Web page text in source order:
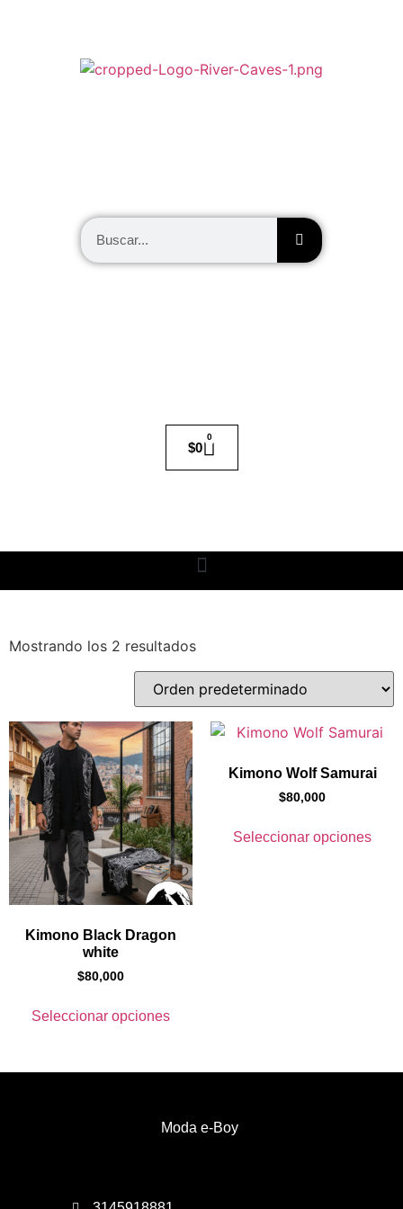
$0
0
Mostrando los 2 resultados
Kimono Black Dragon
white
$80,000
Seleccionar opciones
Kimono Wolf Samurai
$80,000
Seleccionar opciones
Moda e-Boy